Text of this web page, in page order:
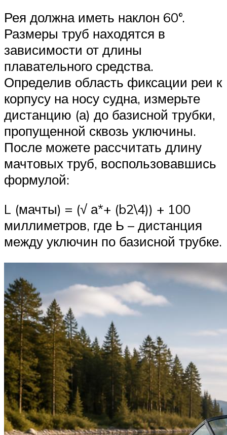
Рея должна иметь наклон 60°.
Размеры труб находятся в
зависимости от длины
плавательного средства.
Определив область фиксации реи к
корпусу на носу судна, измерьте
дистанцию (а) до базисной трубки,
пропущенной сквозь уключины.
После можете рассчитать длину
мачтовых труб, воспользовавшись
формулой:
L (мачты) = (√ а*+ (b2\4)) + 100
миллиметров, где Ь – дистанция
между уключин по базисной трубке.